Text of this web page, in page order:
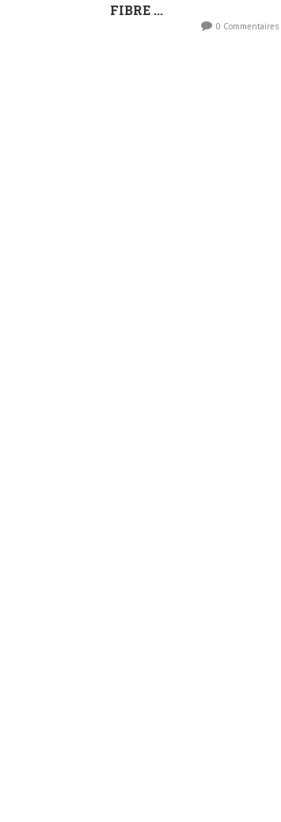
FIBRE ...
0 Commentaires